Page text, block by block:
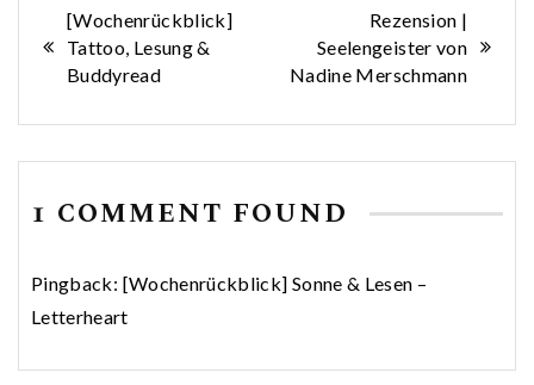
Beitragsnavigation
[Wochenrückblick]
Tattoo, Lesung &
Buddyread
Rezension |
Seelengeister von
Nadine Merschmann
1 COMMENT FOUND
Pingback: [Wochenrückblick] Sonne & Lesen –
Letterheart